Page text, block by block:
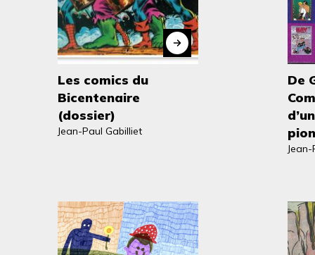
Les comics du
Bicentenaire
(dossier)
Jean-Paul Gabilliet
De